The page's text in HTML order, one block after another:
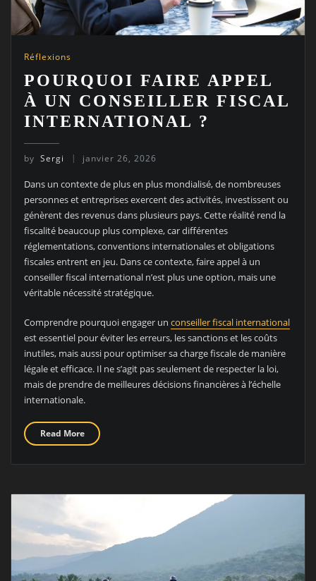
Réflexions
POURQUOI FAIRE APPEL
À UN CONSEILLER FISCAL
INTERNATIONAL ?
by Sergi janvier 26, 2026
Dans un contexte de plus en plus mondialisé, de nombreuses
personnes et entreprises exercent des activités, investissent ou
génèrent des revenus dans plusieurs pays. Cette réalité rend la
fiscalité beaucoup plus complexe, car différentes
réglementations, conventions internationales et obligations
fiscales entrent en jeu. Dans ce contexte, faire appel à un
conseiller fiscal international n’est plus une option, mais une
véritable nécessité stratégique.
Comprendre pourquoi engager un conseiller fiscal international
est essentiel pour éviter les erreurs, les sanctions et les coûts
inutiles, mais aussi pour optimiser sa charge fiscale de manière
légale et efficace. Il ne s’agit pas seulement de respecter la loi,
mais de prendre de meilleures décisions financières à l’échelle
internationale.
Read More